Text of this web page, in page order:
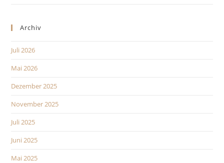
Archiv
Juli 2026
Mai 2026
Dezember 2025
November 2025
Juli 2025
Juni 2025
Mai 2025